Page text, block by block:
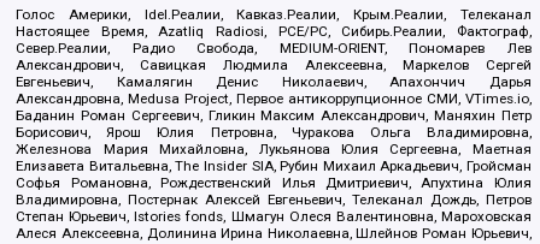
Голос Америки, Idel.Реалии, Кавказ.Реалии, Крым.Реалии, Телеканал
Настоящее Время, Azatliq Radiosi, PCE/PC, Сибирь.Реалии, Фактограф,
Север.Реалии, Радио Свобода, MEDIUM-ORIENT, Пономарев Лев
Александрович, Савицкая Людмила Алексеевна, Маркелов Сергей
Евгеньевич, Камалягин Денис Николаевич, Апахончич Дарья
Александровна, Medusa Project, Первое антикоррупционное СМИ, VTimes.io,
Баданин Роман Сергеевич, Гликин Максим Александрович, Маняхин Петр
Борисович, Ярош Юлия Петровна, Чуракова Ольга Владимировна,
Железнова Мария Михайловна, Лукьянова Юлия Сергеевна, Маетная
Елизавета Витальевна, The Insider SIA, Рубин Михаил Аркадьевич, Гройсман
Софья Романовна, Рождественский Илья Дмитриевич, Апухтина Юлия
Владимировна, Постернак Алексей Евгеньевич, Телеканал Дождь, Петров
Степан Юрьевич, Istories fonds, Шмагун Олеся Валентиновна, Мароховская
Алеся Алексеевна, Долинина Ирина Николаевна, Шлейнов Роман Юрьевич,